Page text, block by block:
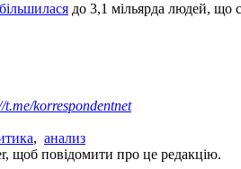
до 3,1 мільярда людей, що
t.me/korrespondentnet
, анализ
щоб повідомити про це редакцію.